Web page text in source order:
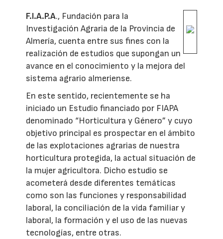
F.I.A.P.A., Fundación para la
Investigación Agraria de la Provincia de
Almería, cuenta entre sus fines con la
realización de estudios que supongan un
avance en el conocimiento y la mejora del
sistema agrario almeriense.
En este sentido, recientemente se ha
iniciado un Estudio financiado por FIAPA
denominado “Horticultura y Género” y cuyo
objetivo principal es prospectar en el ámbito
de las explotaciones agrarias de nuestra
horticultura protegida, la actual situación de
la mujer agricultora. Dicho estudio se
acometerá desde diferentes temáticas
como son las funciones y responsabilidad
laboral, la conciliación de la vida familiar y
laboral, la formación y el uso de las nuevas
tecnologías, entre otras.